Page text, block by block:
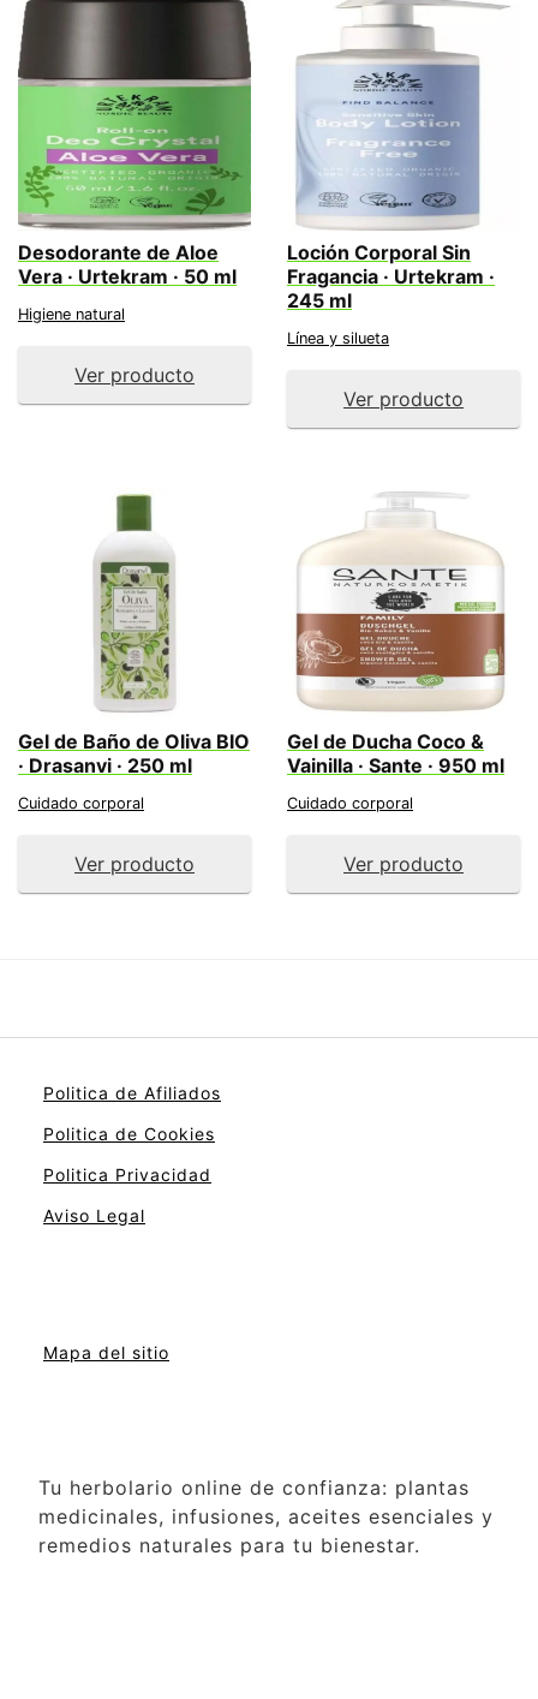
Desodorante de Aloe
Vera · Urtekram · 50 ml
Higiene natural
Ver producto
Loción Corporal Sin
Fragancia · Urtekram ·
245 ml
Línea y silueta
Ver producto
Gel de Baño de Oliva BIO
· Drasanvi · 250 ml
Cuidado corporal
Ver producto
Gel de Ducha Coco &
Vainilla · Sante · 950 ml
Cuidado corporal
Ver producto
Politica de Afiliados
Politica de Cookies
Politica Privacidad
Aviso Legal
Mapa del sitio
Tu herbolario online de confianza: plantas
medicinales, infusiones, aceites esenciales y
remedios naturales para tu bienestar.